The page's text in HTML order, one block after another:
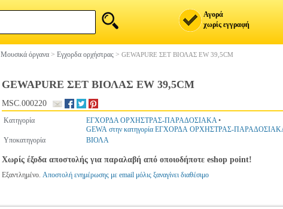
Αγορά
χωρίς εγγραφή
Μουσικά όργανα > Εγχορδα ορχήστρας > GEWAPURE ΣΕΤ ΒΙΟΛΑΣ EW 39,5CM
GEWAPURE ΣΕΤ ΒΙΟΛΑΣ EW 39,5CM
MSC.000220
Κατηγορία ΕΓΧΟΡΔΑ ΟΡΧΗΣΤΡΑΣ-ΠΑΡΑΔΟΣΙΑΚΑ•
GEWA στην κατηγορία ΕΓΧΟΡΔΑ ΟΡΧΗΣΤΡΑΣ-
Υποκατηγορία
ΒΙΟΛΑ
Χωρίς έξοδα αποστολής για παραλαβή από οποιοδήποτε eshop point!
Εξαντλημένο. Αποστολή ενημέρωσης με email μόλις ξαναγίνει διαθέσιμο